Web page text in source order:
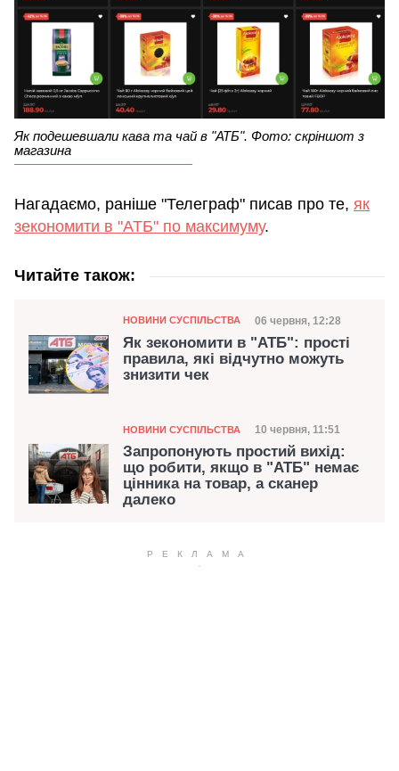
Як подешевшали кава та чай в "АТБ". Фото: скріншот з
магазина
Нагадаємо, раніше "Телеграф" писав про те, як
зекономити в "АТБ" по максимуму.
Читайте також:
Категорія
НОВИНИ СУСПІЛЬСТВА Дата публікації
06 червня, 12:28
Як зекономити в "АТБ": прості
правила, які відчутно можуть
знизити чек
Категорія
НОВИНИ СУСПІЛЬСТВА Дата публікації
10 червня, 11:51
Запропонують простий вихід:
що робити, якщо в "АТБ" немає
цінника на товар, а сканер
далеко